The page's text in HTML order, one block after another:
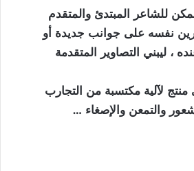
للشاعر المبتدئ والمتقدم
نفسه على جوانب جديدة أو
، ليبني التصاوير المتقدمة
منتج لآلية مكتسبة من التجارب
والتمعن والإصغاء …